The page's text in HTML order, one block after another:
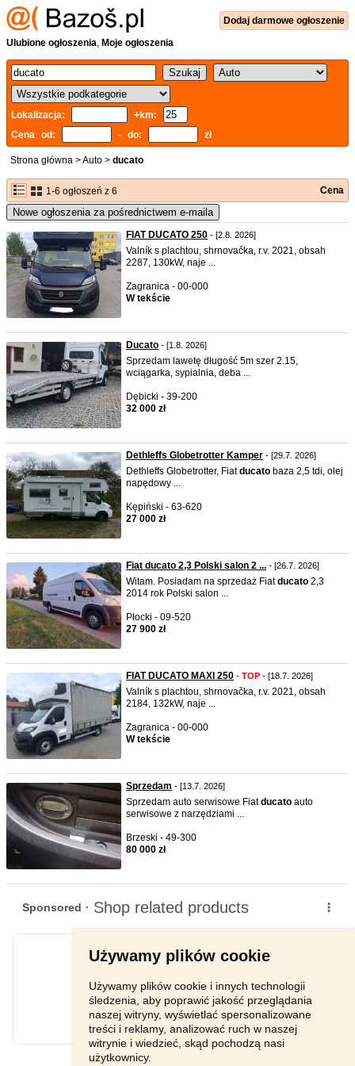
Używamy plików cookie
Używamy plików cookie i innych technologii
śledzenia, aby poprawić jakość przeglądania
naszej witryny, wyświetlać spersonalizowane
treści i reklamy, analizować ruch w naszej
witrynie i wiedzieć, skąd pochodzą nasi
użytkownicy.
Dodaj darmowe ogłoszenie
Ulubione ogłoszenia, Moje ogłoszenia
Lokalizacja:
+km:
Cena od:
- do: zł
Strona główna >Auto > ducato
1-6 ogłoszeń z 6 Cena
Nowe ogłoszenia za pośrednictwem e-maila
FIAT DUCATO 250 - [2.8. 2026]
Valník s plachtou, shrnovačka, r.v. 2021, obsah
2287, 130kW, naje ...
Zagranica - 00-000
W tekście
Ducato - [1.8. 2026]
Sprzedam lawetę długość 5m szer 2.15,
wciągarka, sypialnia, deba ...
Dębicki - 39-200
32 000 zł
Dethleffs Globetrotter Kamper - [29.7. 2026]
Dethleffs Globetrotter, Fiatducato baza 2,5 tdi, olej
napędowy ...
Kępiński - 63-620
27 000 zł
Fiat ducato 2,3 Polski salon 2 ... - [26.7. 2026]
Witam. Posiadam na sprzedaż Fiatducato 2,3
2014 rok Polski salon ...
Płocki - 09-520
27 900 zł
FIAT DUCATO MAXI 250 - TOP - [18.7. 2026]
Valník s plachtou, shrnovačka, r.v. 2021, obsah
2184, 132kW, naje ...
Zagranica - 00-000
W tekście
Sprzedam - [13.7. 2026]
Sprzedam auto serwisowe Fiatducato auto
serwisowe z narzędziami ...
Brzeski - 49-300
80 000 zł